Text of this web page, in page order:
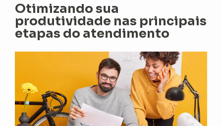
Otimizando sua
produtividade nas principais
etapas do atendimento